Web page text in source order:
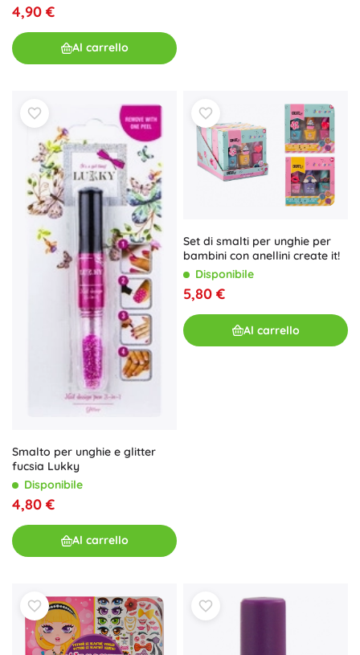
4,90 €
Al carrello
Smalto per unghie e glitter
fucsia Lukky
Disponibile
4,80 €
Al carrello
Set di smalti per unghie per
bambini con anellini create it!
Disponibile
5,80 €
Al carrello